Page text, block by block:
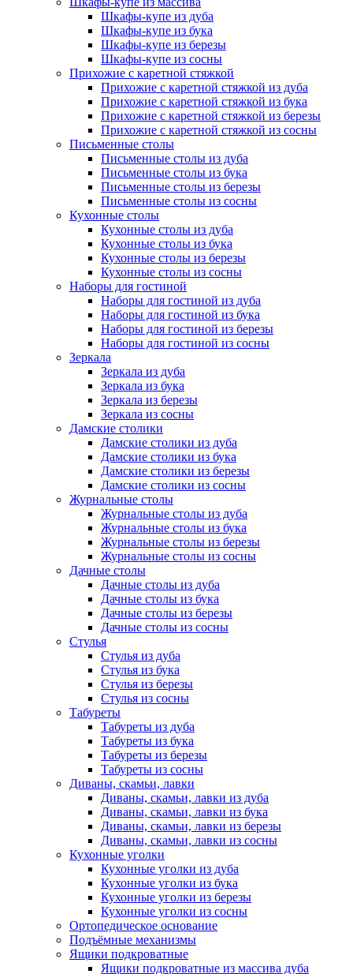
Шкафы-купе из дуба
Шкафы-купе из бука
Шкафы-купе из березы
Шкафы-купе из сосны
Прихожие с каретной стяжкой
Прихожие с каретной стяжкой из дуба
Прихожие с каретной стяжкой из бука
Прихожие с каретной стяжкой из березы
Прихожие с каретной стяжкой из сосны
Письменные столы
Письменные столы из дуба
Письменные столы из бука
Письменные столы из березы
Письменные столы из сосны
Кухонные столы
Кухонные столы из дуба
Кухонные столы из бука
Кухонные столы из березы
Кухонные столы из сосны
Наборы для гостиной
Наборы для гостиной из дуба
Наборы для гостиной из бука
Наборы для гостиной из березы
Наборы для гостиной из сосны
Зеркала
Зеркала из дуба
Зеркала из бука
Зеркала из березы
Зеркала из сосны
Дамские столики
Дамские столики из дуба
Дамские столики из бука
Дамские столики из березы
Дамские столики из сосны
Журнальные столы
Журнальные столы из дуба
Журнальные столы из бука
Журнальные столы из березы
Журнальные столы из сосны
Дачные столы
Дачные столы из дуба
Дачные столы из бука
Дачные столы из березы
Дачные столы из сосны
Стулья
Стулья из дуба
Стулья из бука
Стулья из березы
Стулья из сосны
Табуреты
Табуреты из дуба
Табуреты из бука
Табуреты из березы
Табуреты из сосны
Диваны, скамьи, лавки
Диваны, скамьи, лавки из дуба
Диваны, скамьи, лавки из бука
Диваны, скамьи, лавки из березы
Диваны, скамьи, лавки из сосны
Кухонные уголки
Кухонные уголки из дуба
Кухонные уголки из бука
Кухонные уголки из березы
Кухонные уголки из сосны
Ортопедическое основание
Подъёмные механизмы
Ящики подкроватные
Ящики подкроватные из массива дуба